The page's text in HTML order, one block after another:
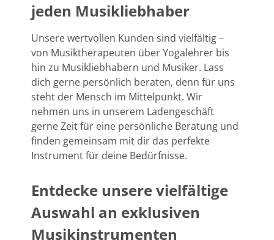
jeden Musikliebhaber
Unsere wertvollen Kunden sind vielfältig –
von Musiktherapeuten über Yogalehrer bis
hin zu Musikliebhabern und Musiker. Lass
dich gerne persönlich beraten, denn für uns
steht der Mensch im Mittelpunkt. Wir
nehmen uns in unserem Ladengeschäft
gerne Zeit für eine persönliche Beratung und
finden gemeinsam mit dir das perfekte
Instrument für deine Bedürfnisse.
Entdecke unsere vielfältige
Auswahl an exklusiven
Musikinstrumenten